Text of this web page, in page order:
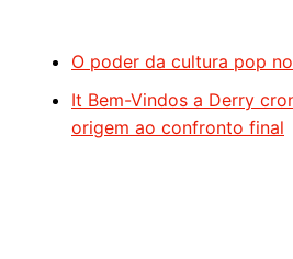
O poder da cultura pop
It Bem-Vindos a Derry
origem ao confronto final